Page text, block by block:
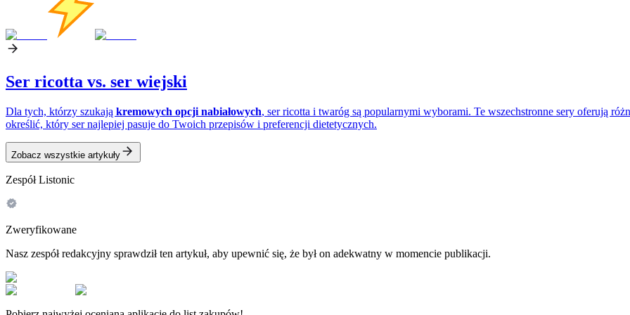
Ser ricotta vs. ser wiejski
Dla tych, którzy szukają kremowych opcji nabiałowych, ser ricotta i twaróg są popularnymi wyborami. Te wszechstronne sery oferują
określić, który ser najlepiej pasuje do Twoich przepisów i preferencji dietetycznych.
Zobacz wszystkie artykuły
Zespół Listonic
Zweryfikowane
Nasz zespół redakcyjny sprawdził ten artykuł, aby upewnić się, że był on adekwatny w momencie publikacji.